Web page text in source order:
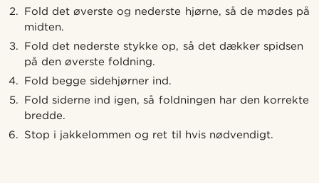
Fold det øverste og nederste hjørne, så de mødes på
midten.
Fold det nederste stykke op, så det dækker spidsen
på den øverste foldning.
Fold begge sidehjørner ind.
Fold siderne ind igen, så foldningen har den korrekte
bredde.
Stop i jakkelommen og ret til hvis nødvendigt.